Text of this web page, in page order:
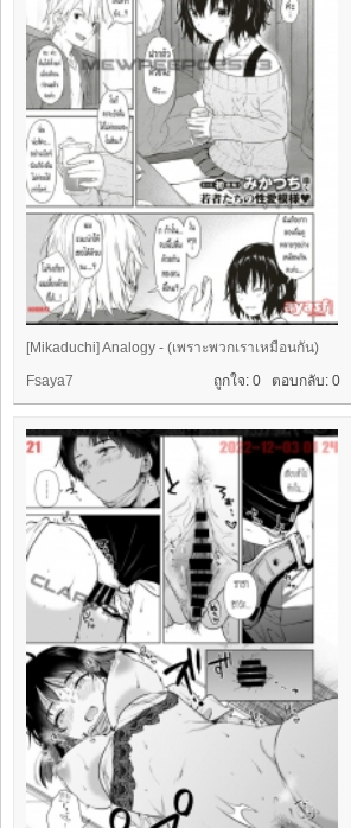
[Mikaduchi] Analogy - (เพราะพวกเราเหมือนกัน)
ถูกใจ: 0 ตอบกลับ: 0
Fsaya7